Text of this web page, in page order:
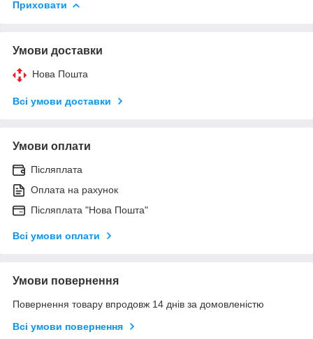
Приховати
Умови доставки
Нова Пошта
Всі умови доставки
Умови оплати
Післяплата
Оплата на рахунок
Післяплата "Нова Пошта"
Всі умови оплати
Умови повернення
Повернення товару впродовж 14 днів за домовленістю
Всі умови повернення